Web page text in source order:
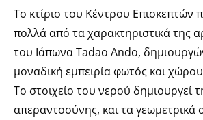
Το κτίριο του Κέντρου Eπισκεπτών
πολλά από τα χαρακτηριστικά της
του Ιάπωνα Τadao Ando,
μοναδική εμπειρία φωτός και
Το στοιχείο του νερού δημιουργεί
απεραντοσύνης, και τα γεωμετρικά